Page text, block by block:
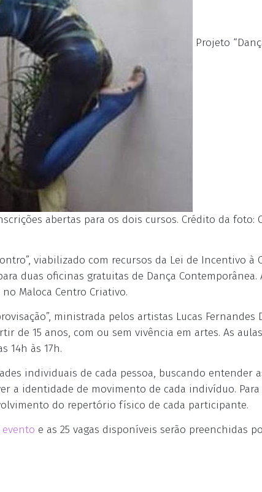
Projeto
abertas para os dois cursos. Crédito da foto:
viabilizado com recursos da Lei de Incentivo à
duas oficinas gratuitas de Dança Contemporânea.
Maloca Centro Criativo.
ministrada pelos artistas Lucas Fernandes
de 15 anos, com ou sem vivência em artes. As aulas
14h às 17h.
individuais de cada pessoa, buscando entender
a identidade de movimento de cada indivíduo. Para
do repertório físico de cada participante.
e as 25 vagas disponíveis serão preenchidas